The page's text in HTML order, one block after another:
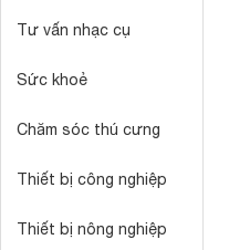
Tư vấn nhạc cụ
Sức khoẻ
Chăm sóc thú cưng
Thiết bị công nghiệp
Thiết bị nông nghiệp